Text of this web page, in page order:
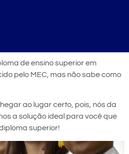
de ensino superior em
pelo MEC, mas não sabe como
ao lugar certo, pois, nós da
a solução ideal para você que
superior!